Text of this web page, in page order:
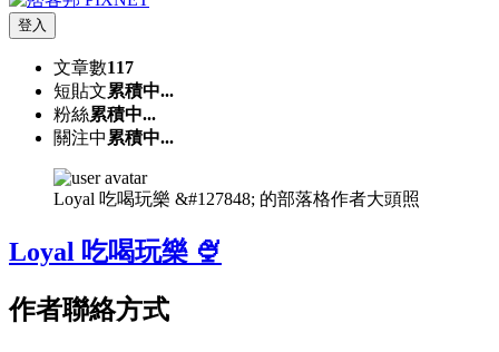
登入
文章數117
短貼文累積中...
粉絲累積中...
關注中 累積中...
Loyal 吃喝玩樂 &#127848; 的部落格作者大頭照
Loyal 吃喝玩樂 🍨
作者聯絡方式